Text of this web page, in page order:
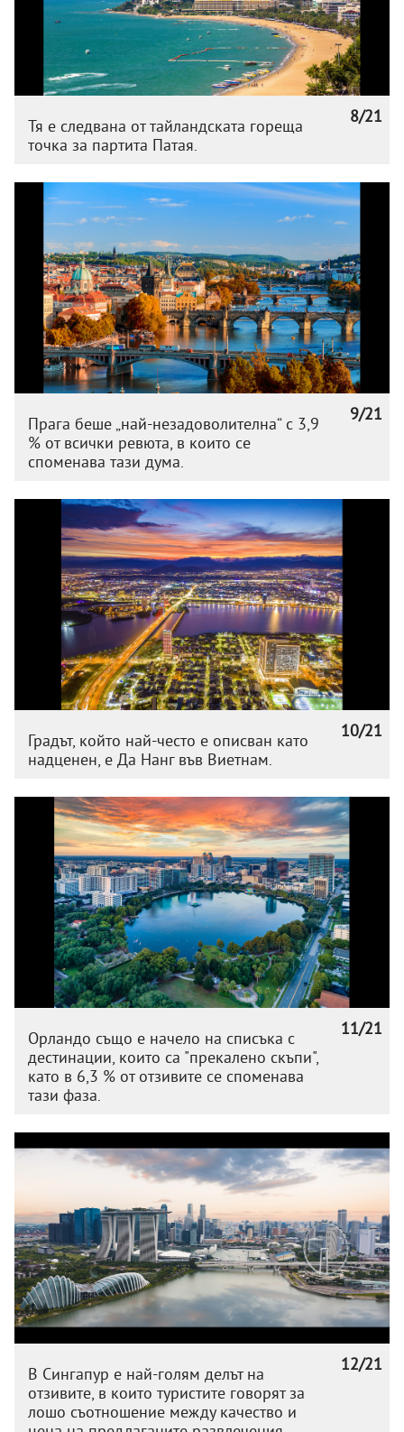
8/21
Тя е следвана от тайландската гореща
точка за партита Патая.
9/21
Прага беше „най-незадоволителна“ с 3,9
% от всички ревюта, в които се
споменава тази дума.
10/21
Градът, който най-често е описван като
надценен, е Да Нанг във Виетнам.
11/21
Орландо също е начело на списъка с
дестинации, които са "прекалено скъпи",
като в 6,3 % от отзивите се споменава
тази фаза.
12/21
В Сингапур е най-голям делът на
отзивите, в които туристите говорят за
лошо съотношение между качество и